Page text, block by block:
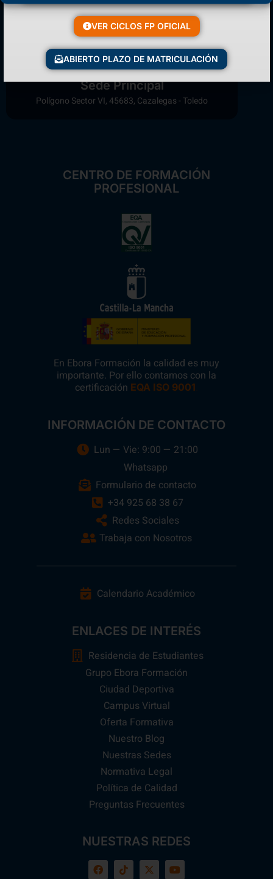
¡Reserva tu plaza ahora!
Sede Principal
Polígono Sector VI, 45683, Cazalegas - Toledo
CENTRO DE FORMACIÓN
PROFESIONAL
En Ebora Formación la calidad es muy
importante. Por ello contamos con la
certificación EQA ISO 9001
INFORMACIÓN DE CONTACTO
Lun — Vie: 9:00 — 21:00
Whatsapp
Formulario de contacto
+34 925 68 38 67
Redes Sociales
Trabaja con Nosotros
Calendario Académico
ENLACES DE INTERÉS
Residencia de Estudiantes
Grupo Ebora Formación
Ciudad Deportiva
Campus Virtual
Oferta Formativa
Nuestro Blog
Nuestras Sedes
Normativa Legal
Política de Calidad
Preguntas Frecuentes
NUESTRAS REDES
VER CICLOS FP OFICIAL
ABIERTO PLAZO DE MATRICULACIÓN